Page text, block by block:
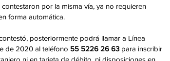
por la misma vía, ya no requieren
forma automática.
posteriormente podrá llamar a Línea
de 2020 al teléfono 55 5226 26 63 para inscribir
ni en tarjeta de débito, ni disposiciones en